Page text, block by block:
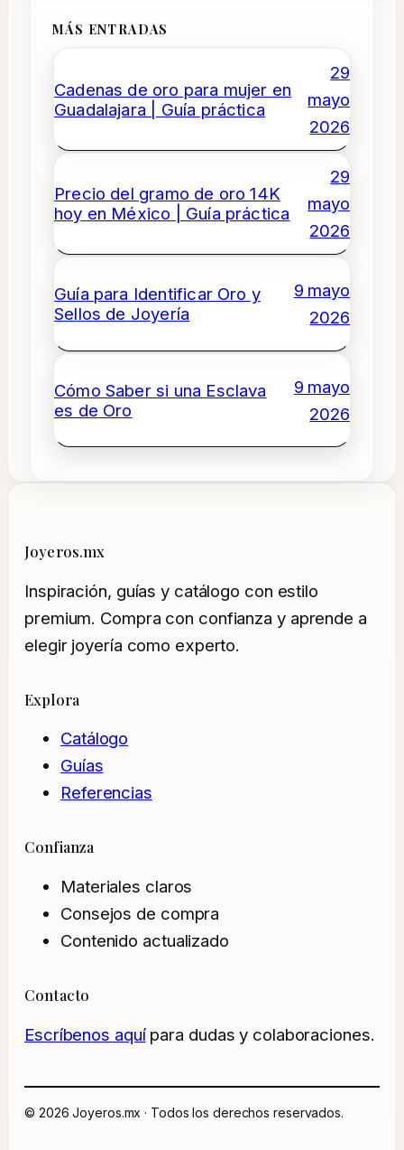
MÁS ENTRADAS
Cadenas de oro para mujer en
Guadalajara | Guía práctica
29
mayo
2026
Precio del gramo de oro 14K
hoy en México | Guía práctica
29
mayo
2026
Guía para Identificar Oro y
Sellos de Joyería
9 mayo
2026
Cómo Saber si una Esclava
es de Oro
9 mayo
2026
Joyeros.mx
Inspiración, guías y catálogo con estilo
premium. Compra con confianza y aprende a
elegir joyería como experto.
Explora
Catálogo
Guías
Referencias
Confianza
Materiales claros
Consejos de compra
Contenido actualizado
Contacto
Escríbenos aquípara dudas y colaboraciones.
© 2026 Joyeros.mx · Todos los derechos reservados.